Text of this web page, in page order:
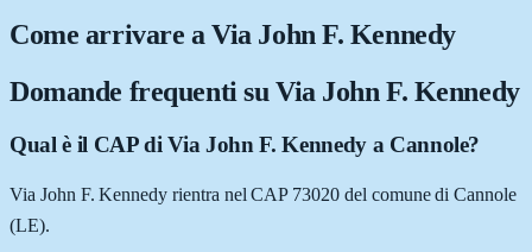
Come arrivare aVia John F. Kennedy
Domande frequenti su Via John F. Kennedy
Qual è il CAP di Via John F. Kennedy a Cannole?
Via John F. Kennedy rientra nel CAP 73020 del comune di Cannole
(LE).